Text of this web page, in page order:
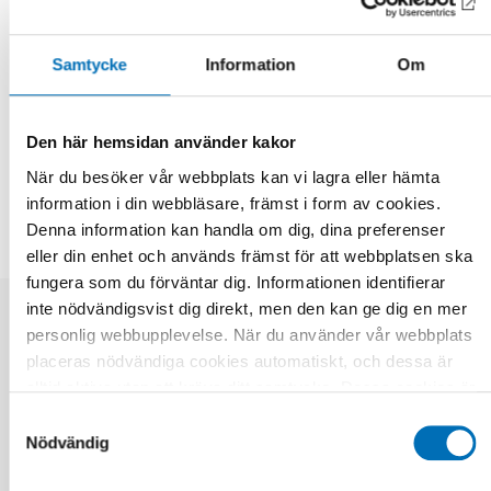
Samtycke Information Om
Den här hemsidan använder kakor
När du besöker vår webbplats kan vi lagra eller hämta
information i din webbläsare, främst i form av cookies.
Denna information kan handla om dig, dina preferenser
eller din enhet och används främst för att webbplatsen ska
fungera som du förväntar dig. Informationen identifierar
inte nödvändigsvist dig direkt, men den kan ge dig en mer
personlig webbupplevelse. När du använder vår webbplats
placeras nödvändiga cookies automatiskt, och dessa är
dess funktioner. Vi respekterar din integritet, och du kan
Nödvändig
Fakta
Fakta
Relaterat innehåll